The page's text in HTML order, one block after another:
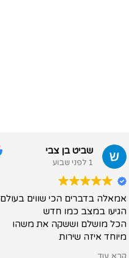
שביט בן צבי
1 לפני שבוע
אמאלה בדברים הכי שווים בעולם
הגיעו במצב כמו חדש
הכל מושלם וששקה את משהו
מיוחד איזה שירות
קרא עוד